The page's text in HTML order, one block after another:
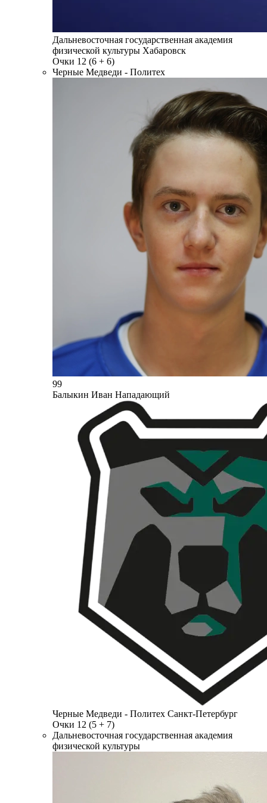
Дальневосточная государственная академия
физической культуры Хабаровск
Очки 12 (6 + 6)
Черные Медведи - Политех
99
Балыкин Иван Нападающий
Черные Медведи - Политех Санкт-Петербург
Очки 12 (5 + 7)
Дальневосточная государственная академия
физической культуры